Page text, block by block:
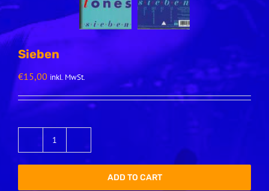
Sieben
€15,00 inkl. MwSt.
Sieben
ADD TO CART